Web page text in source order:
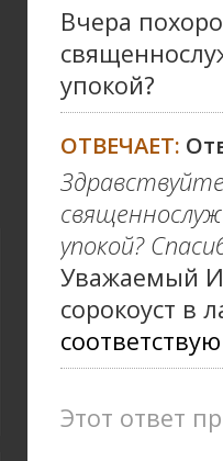
Вчера
упокой?
ОТВЕЧАЕТ:
упокой?
Уважаемый
сорокоуст в
Этот ответ